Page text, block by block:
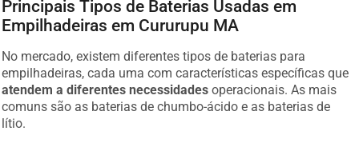
Principais Tipos de Baterias Usadas em
Empilhadeiras em Cururupu MA
No mercado, existem diferentes tipos de baterias para
empilhadeiras, cada uma com características específicas que
atendem a diferentes necessidades operacionais. As mais
comuns são as baterias de chumbo-ácido e as baterias de
lítio.